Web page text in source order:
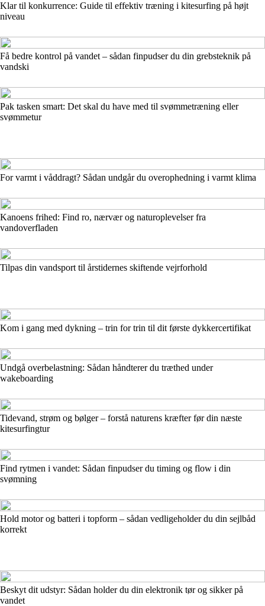
Klar til konkurrence: Guide til effektiv træning i kitesurfing på højt
niveau
Få bedre kontrol på vandet – sådan finpudser du din grebsteknik på
vandski
Pak tasken smart: Det skal du have med til svømmetræning eller
svømmetur
For varmt i våddragt? Sådan undgår du overophedning i varmt klima
Kanoens frihed: Find ro, nærvær og naturoplevelser fra
vandoverfladen
Tilpas din vandsport til årstidernes skiftende vejrforhold
Kom i gang med dykning – trin for trin til dit første dykkercertifikat
Undgå overbelastning: Sådan håndterer du træthed under
wakeboarding
Tidevand, strøm og bølger – forstå naturens kræfter før din næste
kitesurfingtur
Find rytmen i vandet: Sådan finpudser du timing og flow i din
svømning
Hold motor og batteri i topform – sådan vedligeholder du din sejlbåd
korrekt
Beskyt dit udstyr: Sådan holder du din elektronik tør og sikker på
vandet